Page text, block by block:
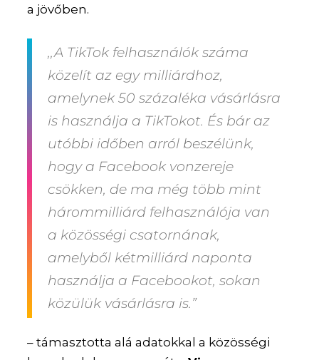
a jövőben.
,,A TikTok felhasználók száma
közelít az egy milliárdhoz,
amelynek 50 százaléka vásárlásra
is használja a TikTokot. És bár az
utóbbi időben arról beszélünk,
hogy a Facebook vonzereje
csökken, de ma még több mint
hárommilliárd felhasználója van
a közösségi csatornának,
amelyből kétmilliárd naponta
használja a Facebookot, sokan
közülük vásárlásra is.”
– támasztotta alá adatokkal a közösségi